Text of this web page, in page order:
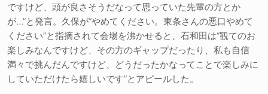
ですけど、頭が良さそうだなって思っていた先輩の方とか
が…”と発言。久保が“やめてください。東条さんの悪口やめて
ください”と指摘されて会場を沸かせると、石和田は“観てのお
楽しみなんですけど、その方のギャップだったり、私も自信
満々で挑んだんですけど、どうだったかなってことで楽しみに
していただけたら嬉しいです”とアピールした。